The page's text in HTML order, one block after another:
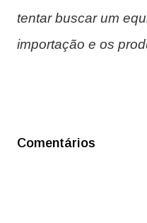
tentar buscar um
importação e os
Comentários